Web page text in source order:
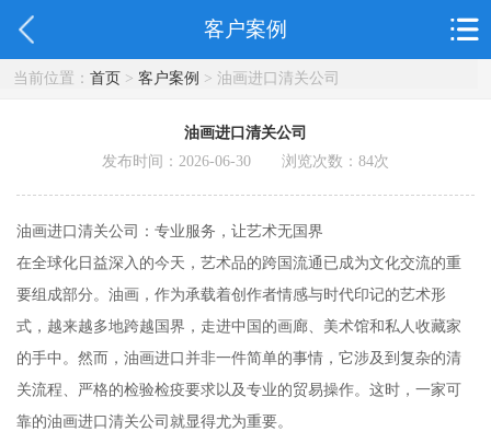
客户案例
当前位置： 首页> 客户案例 > 油画进口清关公司
油画进口清关公司
发布时间：2026-06-30 浏览次数： 84次
油画进口清关公司：专业服务，让艺术无国界
在全球化日益深入的今天，艺术品的跨国流通已成为文化交流的重
要组成部分。油画，作为承载着创作者情感与时代印记的艺术形
式，越来越多地跨越国界，走进中国的画廊、美术馆和私人收藏家
的手中。然而，油画进口并非一件简单的事情，它涉及到复杂的清
关流程、严格的检验检疫要求以及专业的贸易操作。这时，一家可
靠的油画进口清关公司就显得尤为重要。